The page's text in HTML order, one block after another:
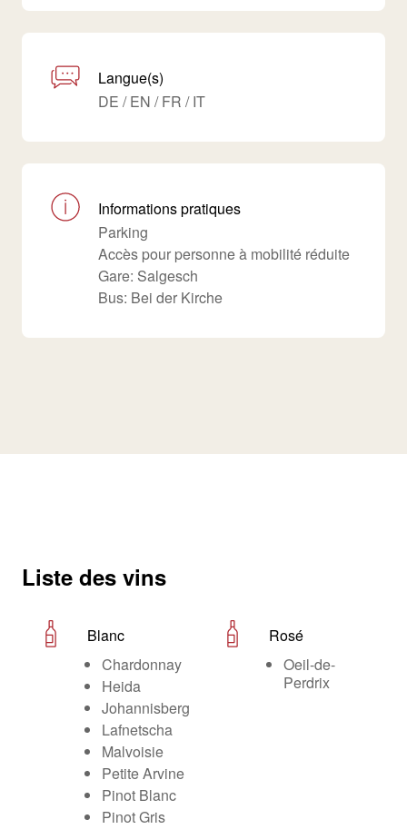
Langue(s)
DE / EN / FR / IT
Informations pratiques
Parking
Accès pour personne à mobilité réduite
Gare: Salgesch
Bus: Bei der Kirche
Liste des vins
Blanc
Chardonnay
Heida
Johannisberg
Lafnetscha
Malvoisie
Petite Arvine
Pinot Blanc
Pinot Gris
Rosé
Oeil-de-
Perdrix